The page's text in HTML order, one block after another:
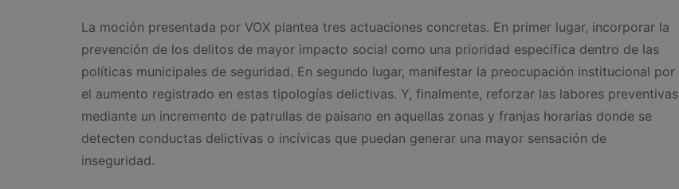
La moción presentada por VOX plantea tres actuaciones concretas. En primer lugar, incorporar la
prevención de los delitos de mayor impacto social como una prioridad específica dentro de las
políticas municipales de seguridad. En segundo lugar, manifestar la preocupación institucional por
el aumento registrado en estas tipologías delictivas. Y, finalmente, reforzar las labores preventivas
mediante un incremento de patrullas de paisano en aquellas zonas y franjas horarias donde se
detecten conductas delictivas o incívicas que puedan generar una mayor sensación de
inseguridad.